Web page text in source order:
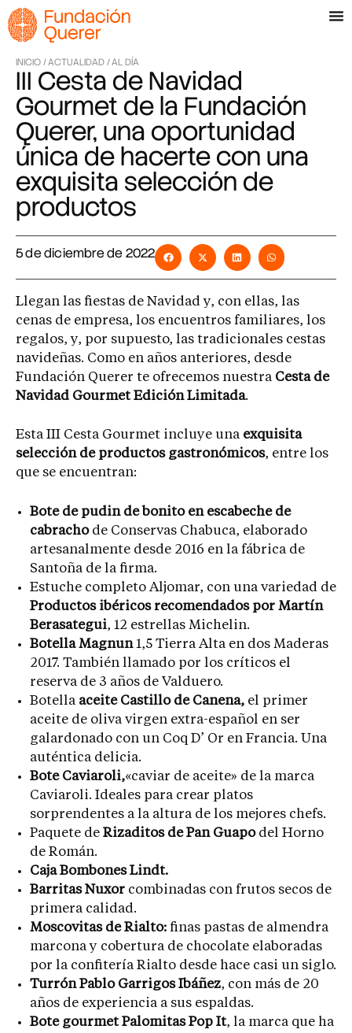
INICIO /ACTUALIDAD /AL DÍA
III Cesta de Navidad
Gourmet de la Fundación
Querer, una oportunidad
única de hacerte con una
exquisita selección de
productos
5 de diciembre de 2022
Llegan las fiestas de Navidad y, con ellas, las
cenas de empresa, los encuentros familiares, los
regalos, y, por supuesto, las tradicionales cestas
navideñas. Como en años anteriores, desde
Fundación Querer te ofrecemos nuestra Cesta de
Navidad Gourmet Edición Limitada.
Esta III Cesta Gourmet incluye una exquisita
selección de productos gastronómicos, entre los
que se encuentran:
Bote de pudin de bonito en escabeche de
cabrachode Conservas Chabuca, elaborado
artesanalmente desde 2016 en la fábrica de
Santoña de la firma.
Estuche completo Aljomar, con una variedad de
Productos ibéricos recomendados por Martín
Berasategui, 12 estrellas Michelin.
Botella Magnun1,5 Tierra Alta en dos Maderas
2017. También llamado por los críticos el
reserva de 3 años de Valduero.
Botella aceite Castillo de Canena, el primer
aceite de oliva virgen extra-español en ser
galardonado con un Coq D’ Or en Francia. Una
auténtica delicia.
Bote Caviaroli,«caviar de aceite» de la marca
Caviaroli. Ideales para crear platos
sorprendentes a la altura de los mejores chefs.
Paquete de Rizaditos de Pan Guapodel Horno
de Román.
Caja Bombones Lindt.
Barritas Nuxor combinadas con frutos secos de
primera calidad.
Moscovitas de Rialto: finas pastas de almendra
marcona y cobertura de chocolate elaboradas
por la confitería Rialto desde hace casi un siglo.
Turrón Pablo Garrigos Ibáñez, con más de 20
años de experiencia a sus espaldas.
Bote gourmet Palomitas Pop It, la marca que ha